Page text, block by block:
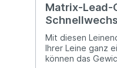
Matrix-Lead-
Mit diesen
Ihrer Leine ganz
können das